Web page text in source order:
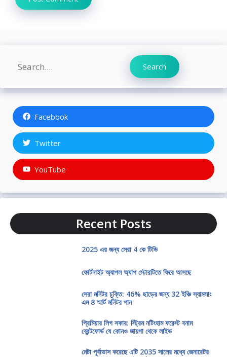
Search Search
Facebook
Twitter
YouTube
Recent Posts
2025 এর জন্য সেরা 4 কে টিভি
ফোর্টনাইট অ্যাপল অ্যাপ স্টোরটিতে ফিরে আসছে
সেরা মনিটর চুক্তি: 46% ছাড়ের জন্য 32 ইঞ্চি স্যামসাং
এম 8 স্মার্ট মনিটর পান
প্রিমিয়ার লিগ সকার: স্ট্রিম নটিংহাম ফরেস্ট বনাম
ব্রেন্টফোর্ড যে কোনও জায়গা থেকে লাইভ
মেটা পূর্বাভাস করেছে এটি 2035 সালের মধ্যে জেনারেটর